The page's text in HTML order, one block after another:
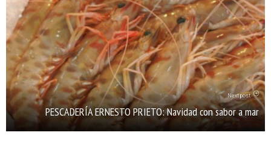
Next post
PESCADERÍA ERNESTO PRIETO: Navidad con sabor a mar